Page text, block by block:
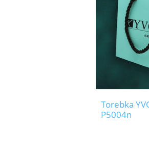
Torebka
P5004n